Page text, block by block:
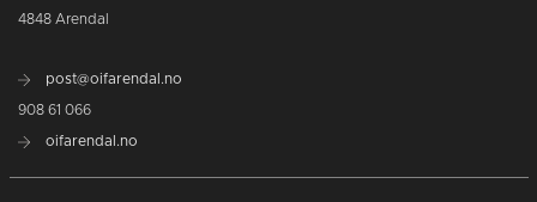
4848 Arendal
post@oifarendal.no
908 61 066
oifarendal.no